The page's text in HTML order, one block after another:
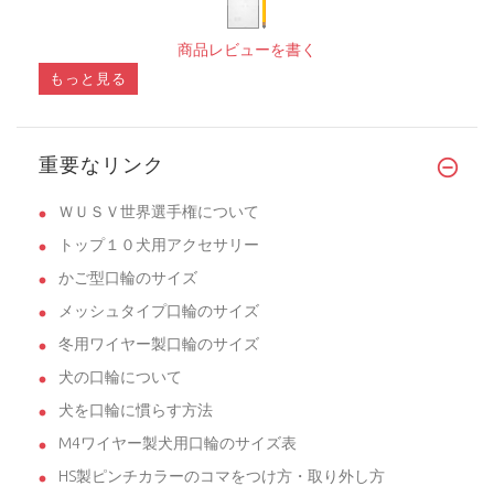
商品レビューを書く
もっと見る
重要なリンク
ＷＵＳＶ世界選手権について
トップ１０犬用アクセサリー
かご型口輪のサイズ
メッシュタイプ口輪のサイズ
冬用ワイヤー製口輪のサイズ
犬の口輪について
犬を口輪に慣らす方法
M4ワイヤー製犬用口輪のサイズ表
HS製ピンチカラーのコマをつけ方・取り外し方